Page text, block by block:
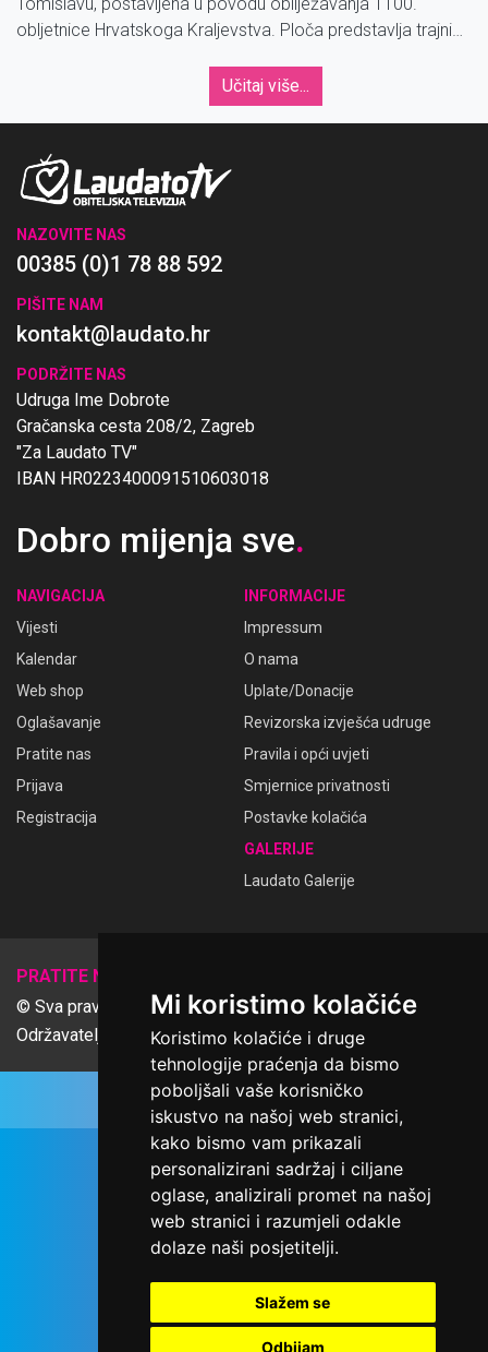
Mi koristimo kolačiće
Koristimo kolačiće i druge
tehnologije praćenja da bismo
poboljšali vaše korisničko
iskustvo na našoj web stranici,
kako bismo vam prikazali
personalizirani sadržaj i ciljane
oglase, analizirali promet na našoj
web stranici i razumjeli odakle
dolaze naši posjetitelji.
Slažem se
Odbijam
obljetnice Hrvatskoga Kraljevstva. Ploča predstavlja trajni
povijesnu baštinu Kaštel-Sućurca i Kaštela.
Učitaj više...
NAZOVITE NAS
00385 (0)1 78 88 592
PIŠITE NAM
kontakt@laudato.hr
PODRŽITE NAS
Udruga Ime Dobrote
Gračanska cesta 208/2, Zagreb
"Za Laudato TV"
IBAN HR0223400091510603018
Dobro mijenja sve.
NAVIGACIJA
Vijesti
Kalendar
Web shop
Oglašavanje
Pratite nas
Prijava
Registracija
INFORMACIJE
Impressum
O nama
Uplate/Donacije
Revizorska izvješća udruge
Pravila i opći uvjeti
Smjernice privatnosti
Postavke kolačića
GALERIJE
Laudato Galerije
PRATITE NAS
© Sva prava pridržana Udruga Ime dobrote
Održavatelj Netcom d.o.o., Riva 6, Rijeka